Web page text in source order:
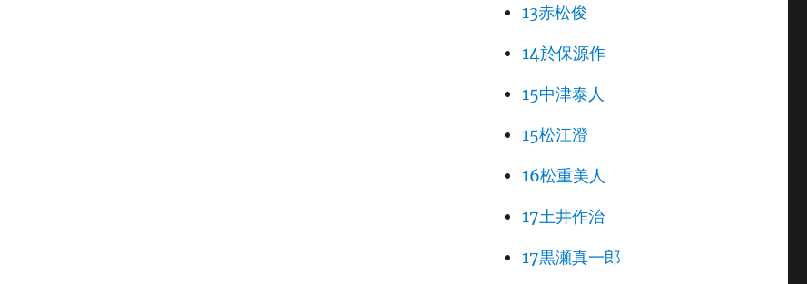
13赤松俊
14於保源作
15中津泰人
15松江澄
16松重美人
17土井作治
17黒瀬真一郎